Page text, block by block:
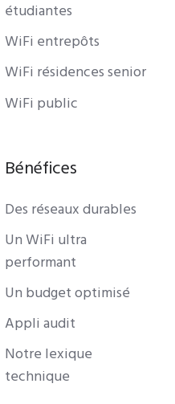
étudiantes
WiFi entrepôts
WiFi résidences senior
WiFi public
Bénéfices
Des réseaux durables
Un WiFi ultra
performant
Un budget optimisé
Appli audit
Notre lexique
technique